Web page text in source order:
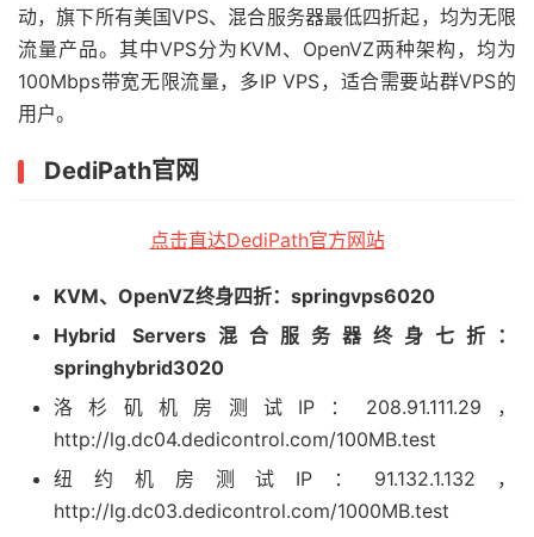
动，旗下所有美国VPS、混合服务器最低四折起，均为无限
流量产品。其中VPS分为KVM、OpenVZ两种架构，均为
100Mbps带宽无限流量，多IP VPS，适合需要站群VPS的
用户。
DediPath官网
点击直达DediPath官方网站
KVM、OpenVZ终身四折：springvps6020
Hybrid Servers混合服务器终身七折：
springhybrid3020
洛杉矶机房测试IP：208.91.111.29，
http://lg.dc04.dedicontrol.com/100MB.test
纽约机房测试IP：91.132.1.132，
http://lg.dc03.dedicontrol.com/1000MB.test